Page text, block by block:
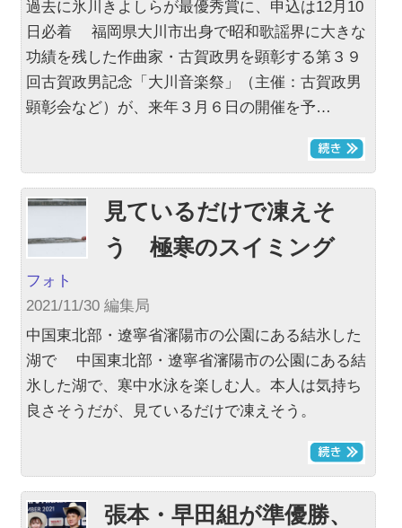
過去に氷川きよしらが最優秀賞に、申込は12月10
日必着 福岡県大川市出身で昭和歌謡界に大きな
功績を残した作曲家・古賀政男を顕彰する第３９
回古賀政男記念「大川音楽祭」（主催：古賀政男
顕彰会など）が、来年３月６日の開催を予…
見ているだけで凍えそ
う 極寒のスイミング
フォト
2021/11/30 編集局
中国東北部・遼寧省瀋陽市の公園にある結氷した
湖で 中国東北部・遼寧省瀋陽市の公園にある結
氷した湖で、寒中水泳を楽しむ人。本人は気持ち
良さそうだが、見ているだけで凍えそう。
張本・早田組が準優勝、